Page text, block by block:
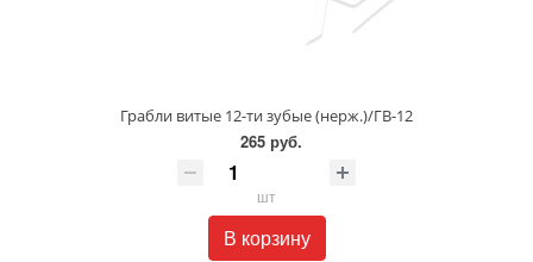
Грабли витые 12-ти зубые (нерж.)/ГВ-12
265 руб.
шт
В корзину